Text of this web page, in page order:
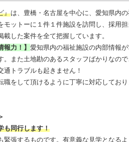
』は、豊橋・名古屋を中心に、愛知県内
モットーに１件１件施設を訪問し、採用
した案件を全て把握しています。
報力！】 愛知県内の福祉施設の内部情報
。また土地勘のあるスタッフばかりなの
トラブルも起きません！
職をして頂けるように丁寧に対応してお
も同行します！
緊張するものです。有意義な見学となる